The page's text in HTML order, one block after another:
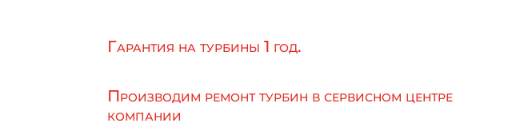
Гарантия на турбины 1 год.
Производим ремонт турбин в сервисном центре
компании